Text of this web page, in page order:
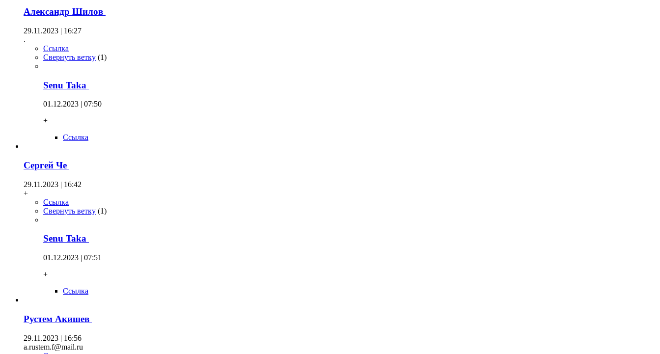
Александр Шилов
29.11.2023 | 16:27
.
Ссылка
Свернуть ветку (1)
Senu Taka
01.12.2023 | 07:50
+
Ссылка
Сергей Че
29.11.2023 | 16:42
+
Ссылка
Свернуть ветку (1)
Senu Taka
01.12.2023 | 07:51
+
Ссылка
Рустем Акишев
29.11.2023 | 16:56
a.rustem.f@mail.ru